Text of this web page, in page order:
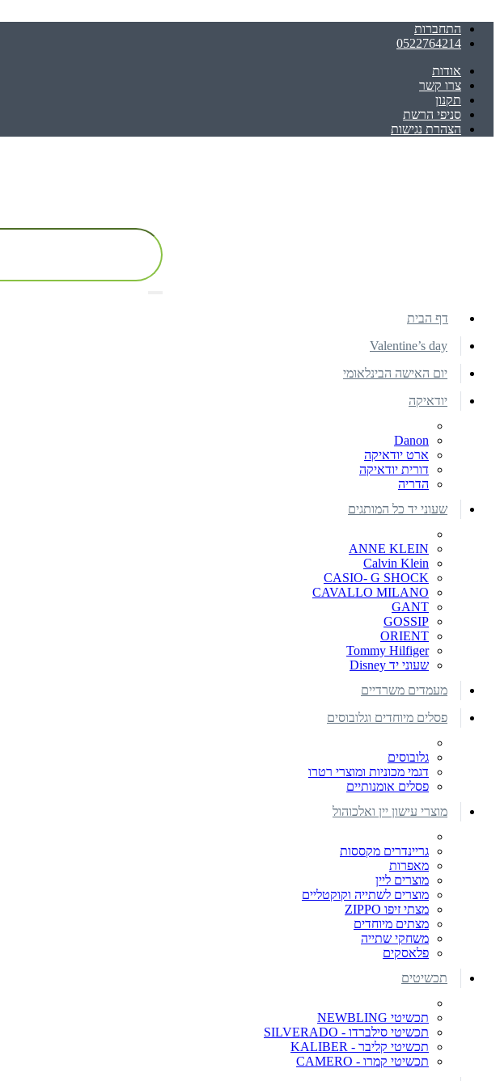
התחברות
0522764214
אודות
צרו קשר
תקנון
סניפי הרשת
הצהרת נגישות
דף הבית
Valentine’s day
יום האישה הבינלאומי
יודאיקה
Danon
ארט יודאיקה
דורית יודאיקה
הדריה
שעוני יד כל המותגים
ANNE KLEIN
Calvin Klein
CASIO- G SHOCK
CAVALLO MILANO
GANT
GOSSIP
ORIENT
Tommy Hilfiger
שעוני יד Disney
מעמדים משרדיים
פסלים מיוחדים וגלובוסים
גלובוסים
דגמי מכוניות ומוצרי רטרו
פסלים אומנותיים
מוצרי עישון יין ואלכוהול
גריינדרים מקססות
מאפרות
מוצרים ליין
מוצרים לשתייה וקוקטליים
מצתי זיפו ZIPPO
מצתים מיוחדים
משחקי שתייה
פלאסקים
תכשיטים
תכשיטי NEWBLING
תכשיטי סילברדו - SILVERADO
תכשיטי קליבר - KALIBER
תכשיטי קמרו - CAMERO